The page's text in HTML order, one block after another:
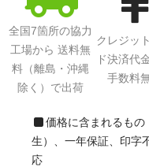
全国7箇所の協力
工場から 送料無
料（離島・沖縄
除く）で出荷
クレジッ
ド決済代
手数料
価格に含まれるも
生）、一年保証、印字
応